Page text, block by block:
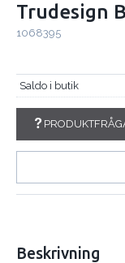
Trudesign
1068395
Saldo i butik
Beskrivning